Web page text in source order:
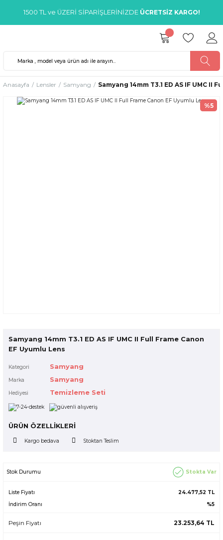
1500 TL ve ÜZERİ SİPARİŞLERİNİZDE ÜCRETSİZ KARGO!
Anasayfa Lensler Samyang Samyang 14mm T3.1 ED AS IF UMC II
%5
Samyang 14mm T3.1 ED AS IF UMC II Full Frame Canon
EF Uyumlu Lens
Kategori Samyang
Marka Samyang
Hediyesi Temizleme Seti
ÜRÜN ÖZELLİKLERİ
Kargo bedava Stoktan Teslim
Stok Durumu Stokta Var
Liste Fiyatı
24.477,52 TL
İndirim Oranı
%5
Peşin Fiyatı 23.253,64 TL